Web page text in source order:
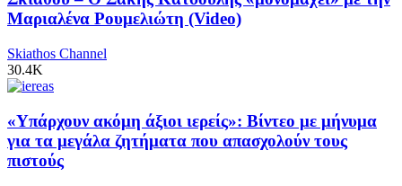
Μαριαλένα Ρουμελιώτη (Video)
Skiathos Channel
30.4K
«Υπάρχουν ακόμη άξιοι ιερείς»: Βίντεο με μήνυμα
για τα μεγάλα ζητήματα που απασχολούν τους
πιστούς